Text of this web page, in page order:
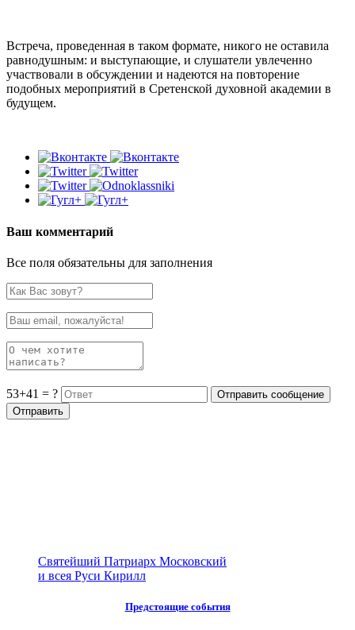
Встреча, проведенная в таком формате, никого не оставила
равнодушным: и выступающие, и слушатели увлеченно
участвовали в обсуждении и надеются на повторение
подобных мероприятий в Сретенской духовной академии в
будущем.
Ваш комментарий
Все поля обязательны для заполнения
53+41 = ?
Святейший Патриарх Московский
и всея Руси Кирилл
Предстоящие события